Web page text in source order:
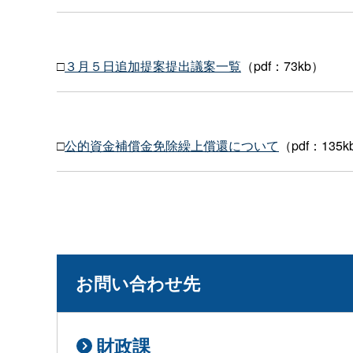
□３月５日追加提案提出議案一覧 （pdf：73kb）
□公的資金補償金免除繰上償還について （pdf：
お問い合わせ先
財政課